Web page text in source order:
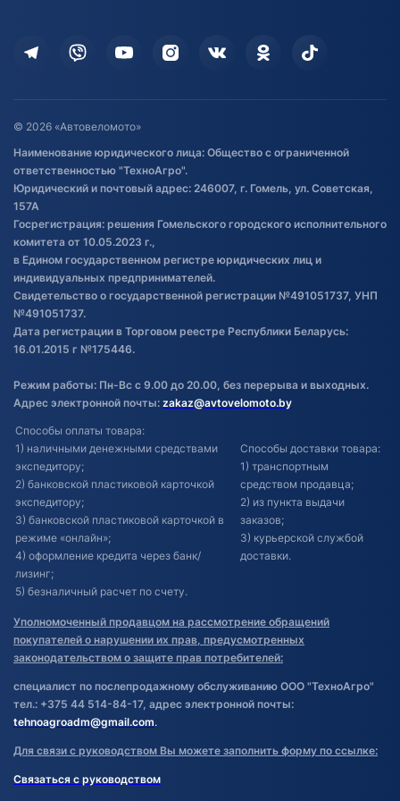
Дополнительные услуги
Оставить отзыв
Договор публичной оферты
Обработка файлов cookie
Постановка транспорта на учет
Обновления в ЭПТС 2024
© 2026 «Автовеломото»
Наименование юридического лица: Общество с ограниченной
ответственностью "ТехноАгро".
Юридический и почтовый адрес: 246007, г. Гомель, ул. Советская,
157А
Госрегистрация: решения Гомельского городского исполнительного
комитета от 10.05.2023 г.,
в Едином государственном регистре юридических лиц и
индивидуальных предпринимателей.
Свидетельство о государственной регистрации №491051737, УНП
№491051737.
Дата регистрации в Торговом реестре Республики Беларусь:
16.01.2015 г №175446.
Режим работы: Пн-Вс с 9.00 до 20.00, без перерыва и выходных.
Адрес электронной почты: zakaz@avtovelomoto.by
Способы оплаты товара:
1) наличными денежными средствами
экспедитору;
2) банковской пластиковой карточкой
экспедитору;
3) банковской пластиковой карточкой в
режиме «онлайн»;
4) оформление кредита через банк/
лизинг;
5) безналичный расчет по счету.
Способы доставки товара:
1) транспортным
средством продавца;
2) из пункта выдачи
заказов;
3) курьерской службой
доставки.
Уполномоченный продавцом на рассмотрение обращений
покупателей о нарушении их прав, предусмотренных
законодательством о защите прав потребителей:
специалист по послепродажному обслуживанию ООО "ТехноАгро"
тел.: +375 44 514-84-17, адрес электронной почты:
tehnoagroadm@gmail.com.
Для связи с руководством Вы можете заполнить форму по ссылке:
Связаться с руководством